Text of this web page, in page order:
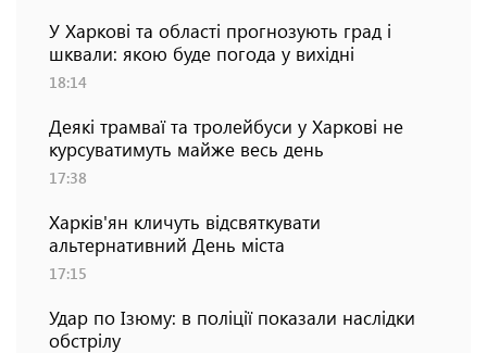
У Харкові та області прогнозують град і
шквали: якою буде погода у вихідні
18:14
Деякі трамваї та тролейбуси у Харкові не
курсуватимуть майже весь день
17:38
Харків'ян кличуть відсвяткувати
альтернативний День міста
17:15
Удар по Ізюму: в поліції показали наслідки
обстрілу